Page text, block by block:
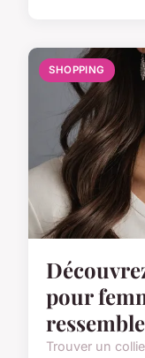
SHOPPING
pour
Trouver un